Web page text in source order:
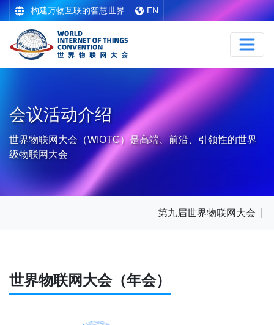
构建万物互联的智慧世界 EN
会议活动介绍
世界物联网大会（WIOTC）是高端、前沿、引领性的世界
级物联网大会
第九届世界物联网大会
世界物联网大会（年会）